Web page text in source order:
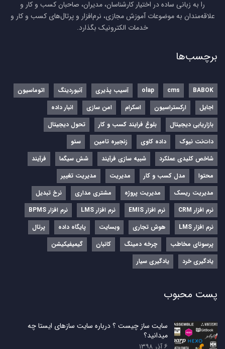
را به زبانی ساده در اختیار کارشناسان، مدیران، صاحبان کسب و کار و
علاقه‌مندان به موضوعات آموزش مجازی، نرم‌افزار و پرتال‌های کسب و کار و
خدمات الکترونیک بگذارد.
برچسب‌ها
BABOK
cms
olap آسیب پذیری آنبوردینگ
اتوماسیون
اجایل
ارکستراسیون اسکرام امن سازی
انبار داده
بازاریابی دیجیتال
بلوغ فرایند کسب و کار
تحول دیجیتال
دات‌نت نیوک
داده کاوی زنجیره تامین
سئو
شاخص کلیدی عملکرد
شبیه سازی فرآیند شش سیگما
فرآیند
محتوا
مدل کسب و کار مدیریت
مدیریت تغییر
مدیریت ریسک
مدیریت پروژه مشتری مداری
نرخ تبدیل
نرم‌ افزار CRM
نرم‌ افزار EMIS نرم‌ افزار LMS
نرم افزار BPMS
نرم افزار LMS
هوش تجاری وبسایت پایگاه داده
پرتال
پرسونای مخاطب
چرخه دمینگ کانبان
گیمیفیکیشن
یادگیری خرد
یادگیری سیار
پست محبوب
سایت ساز چیست ؟ درباره سایت سازهای ایستا چه
میدانید؟
۶ آذر ۱۳۹۸